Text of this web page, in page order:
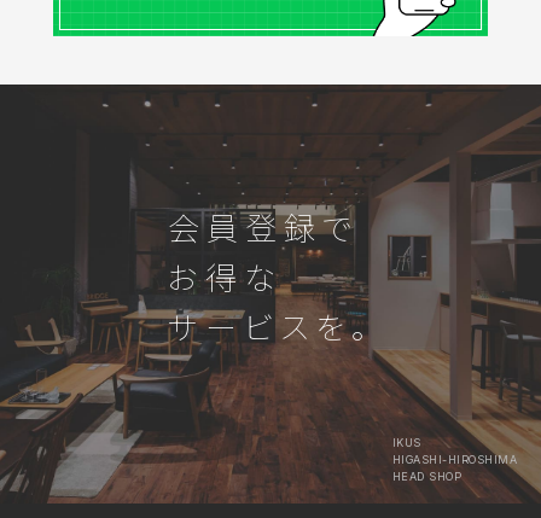
会員登録で
お得な
サービスを。
IKUS
HIGASHI-HIROSHIMA
HEAD SHOP